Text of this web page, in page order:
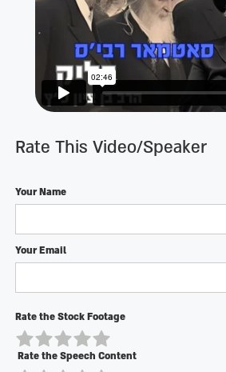
Rate This Video/Speaker
Your Name
Your Email
Rate the Stock Footage
Rate the Speech Content